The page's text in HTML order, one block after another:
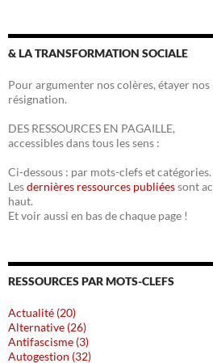
& LA TRANSFORMATION SOCIALE
Pour argumenter nos colères, étayer
résignation.
DES RESSOURCES EN PAGAILLE,
accessibles dans tous les sens :
Ci-dessous : par mots-clefs et catégories.
Lesdernières ressources publiéessont
haut.
Et voir aussi en bas de chaque page !
RESSOURCES PAR MOTS-CLEFS
Actualité (20)
Alternative (26)
Antifascisme (3)
Autogestion (32)